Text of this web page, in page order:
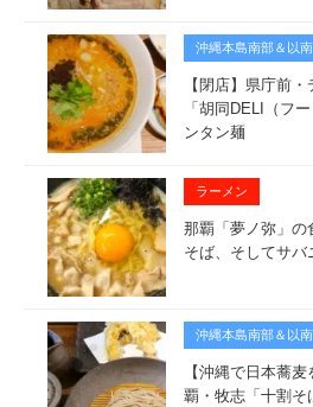
沖縄本島南部＆以南
【閉店】県庁前
「胡同DELI（フ
ンタン麺
ラーメン
那覇「夢ノ弥」の
そば、そしてサバ
沖縄本島南部＆以南
【沖縄で日本蕎
覇・牧志「十割そ